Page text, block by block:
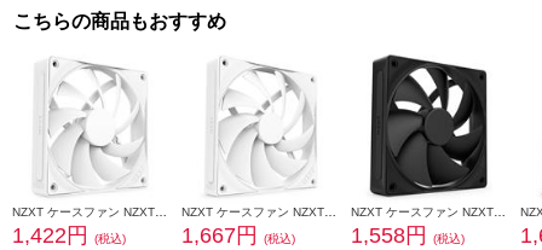
こちらの商品もおすすめ
NZXT ケースファン NZXT F120Q v2 White RF-Q12SF-W2
1,422円
(税込)
NZXT ケースファン NZXT F140Q v2 White RF-Q14SF-W2
1,667円
(税込)
NZXT ケースファン NZXT F120P v2 Black RF-P12SF-B2
1,558円 (税込)